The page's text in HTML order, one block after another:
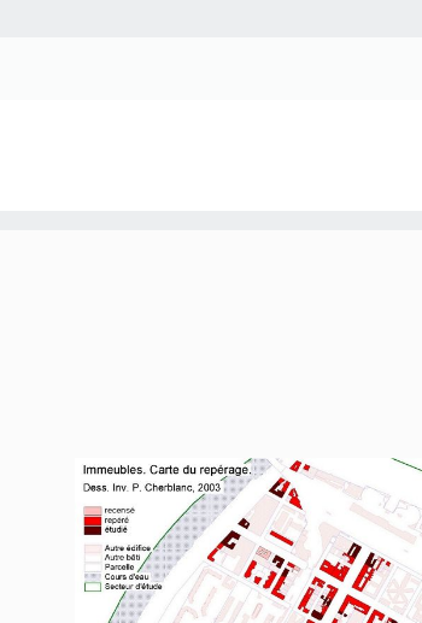
repérés présentent des commerces en
ou bars et 29 restaurants.
ont été repérés (des. 16 et tableau), relevant
elles ouvrent sur l´intérieur de l´immeuble ;
et la loge est incluse dans le corps
23 rue Casimir-Perier, fig. 38, 40 cours de
corps de logis sur cour (38 cours de Verdun,